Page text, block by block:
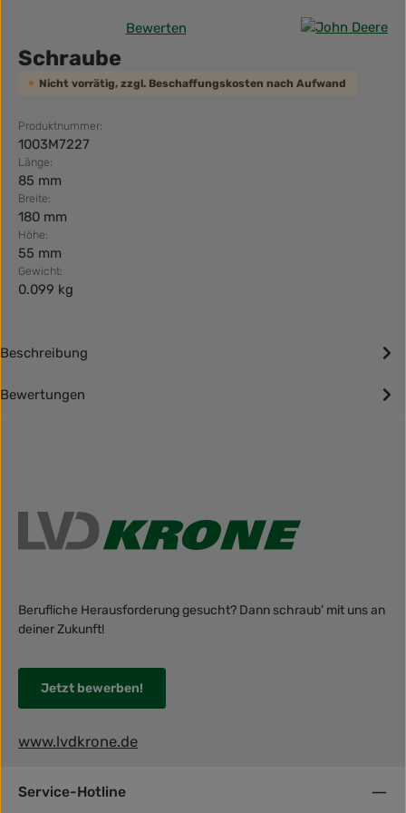
Durchschnittliche Bewertung von 0 von 5 Sternen
Bewerten
Schraube
Nicht vorrätig, zzgl. Beschaffungskosten nach Aufwand
Produktnummer:
1003M7227
Länge:
85 mm
Breite:
180 mm
Höhe:
55 mm
Gewicht:
0.099 kg
Beschreibung
Bewertungen
Berufliche Herausforderung gesucht? Dann schraub' mit uns an
deiner Zukunft!
Jetzt bewerben!
www.lvdkrone.de
Service-Hotline